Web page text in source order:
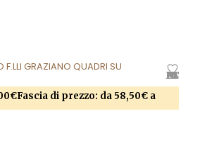
AGGIUNGI ALLA LISTA DEI DESIDERI
F.LLI GRAZIANO QUADRI SU
€Fascia di prezzo: da 58,50€ a